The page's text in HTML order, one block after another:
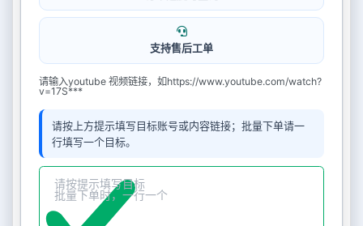
支持售后工单
请输入youtube 视频链接，如https://www.youtube.com/watch?
v=17S***
请按上方提示填写目标账号或内容链接；批量下单请一
行填写一个目标。